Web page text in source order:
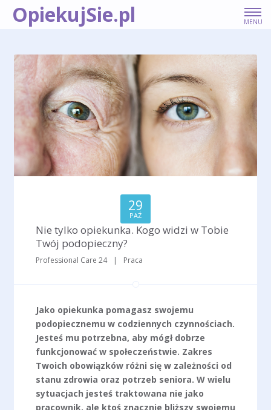
OpiekujSie.pl MENU
PORADY DLA OPIEKUNEK
KONTAKT
DLA PRACODAWCÓW
29
PAŹ
Nie tylko opiekunka. Kogo widzi w Tobie
Twój podopieczny?
Professional Care 24 | Praca
Jako opiekunka pomagasz swojemu
podopiecznemu w codziennych czynnościach.
Jesteś mu potrzebna, aby mógł dobrze
funkcjonować w społeczeństwie. Zakres
Twoich obowiązków różni się w zależności od
stanu zdrowia oraz potrzeb seniora. W wielu
sytuacjach jesteś traktowana nie jako
pracownik, ale ktoś znacznie bliższy swojemu